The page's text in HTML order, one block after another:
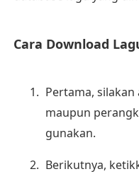
Cara Download
Pertama, silakan
maupun
gunakan.
Berikutnya,